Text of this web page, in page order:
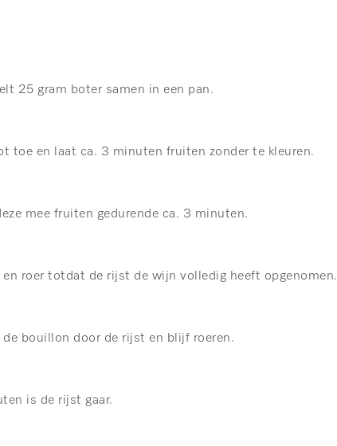
25 gram boter samen in een pan.
toe en laat ca. 3 minuten fruiten zonder te kleuren.
mee fruiten gedurende ca. 3 minuten.
roer totdat de rijst de wijn volledig heeft opgenomen.
de bouillon door de rijst en blijf roeren.
is de rijst gaar.